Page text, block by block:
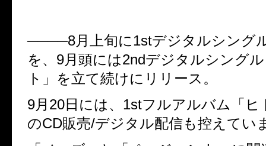
────8月上旬に1stデジタルシング
を、 9月頭には2ndデジタルシング
ト」を立て続けにリリース。
9月 20日には、 1stフルアルバム「ヒ
のCD販売/デジタル配信も控えてい